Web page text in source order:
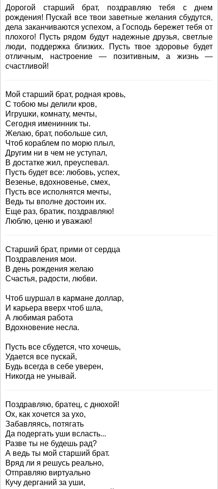
Дорогой старший брат, поздравляю тебя с днем
рождения! Пускай все твои заветные желания сбудутся,
дела заканчиваются успехом, а Господь бережет тебя от
плохого! Пусть рядом будут надежные друзья, светлые
люди, поддержка близких. Пусть твое здоровье будет
отличным, настроение — позитивным, а жизнь —
счастливой!
Мой старший брат, родная кровь,
С тобою мы делили кров,
Игрушки, комнату, мечты,
Сегодня именинник ты.
Желаю, брат, побольше сил,
Чтоб кораблем по морю плыл,
Другим ни в чем не уступал,
В достатке жил, преуспевал.
Пусть будет все: любовь, успех,
Везенье, вдохновенье, смех,
Пусть все исполнятся мечты,
Ведь ты вполне достоин их.
Еще раз, братик, поздравляю!
Люблю, ценю и уважаю!
Старший брат, прими от сердца
Поздравления мои.
В день рождения желаю
Счастья, радости, любви.
Чтоб шуршал в кармане доллар,
И карьера вверх чтоб шла,
А любимая работа
Вдохновение несла.
Пусть все сбудется, что хочешь,
Удается все пускай,
Будь всегда в себе уверен,
Никогда не унывай.
Поздравляю, братец, с днюхой!
Ох, как хочется за ухо,
Забавляясь, потягать
Да подергать уши всласть...
Разве ты не будешь рад?
А ведь ты мой старший брат.
Вряд ли я решусь реально,
Отправляю виртуально
Кучу дерганий за уши,